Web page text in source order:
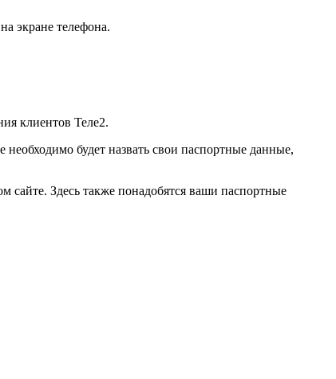
экране телефона.
клиентов Теле2.
будет назвать свои паспортные данные,
Здесь также понадобятся ваши паспортные